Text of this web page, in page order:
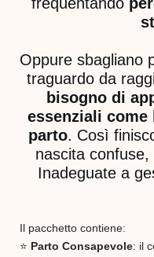
Oppure sbagliano
traguardo da
bisogno di
essenziali
parto. Così
nascita
Inadeguate a
Il pacchetto contiene:
⭐️ Parto Consapevole: il